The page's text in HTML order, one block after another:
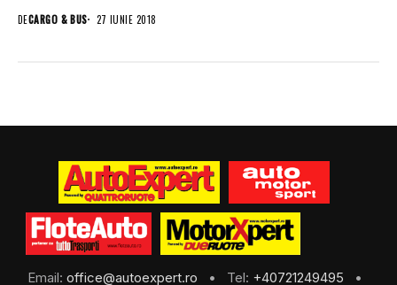
DECARGO & BUS 27 IUNIE 2018
Email: office@autoexpert.ro • Tel: +40721249495 •